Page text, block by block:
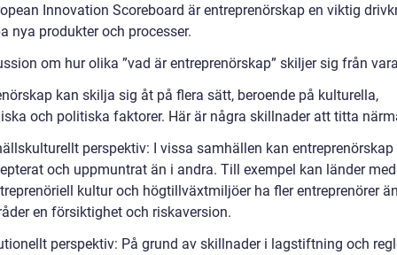
Innovation Scoreboard är entreprenörskap en viktig
nya produkter och processer.
om hur olika ”vad är entreprenörskap” skiljer sig från
kan skilja sig åt på flera sätt, beroende på kulturella,
och politiska faktorer. Här är några skillnader att titta
perspektiv: I vissa samhällen kan entreprenörskap
och uppmuntrat än i andra. Till exempel kan länder
kultur och högtillväxtmiljöer ha fler entreprenörer
en försiktighet och riskaversion.
perspektiv: På grund av skillnader i lagstiftning och